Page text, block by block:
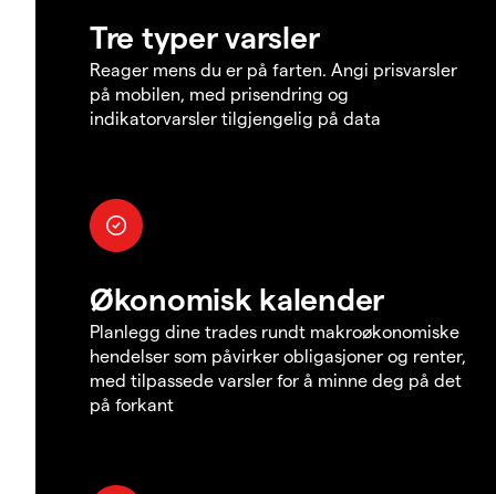
Tre typer varsler
Reager mens du er på farten. Angi prisvarsler
på mobilen, med prisendring og
indikatorvarsler tilgjengelig på data
Økonomisk kalender
Planlegg dine trades rundt makroøkonomiske
hendelser som påvirker obligasjoner og renter,
med tilpassede varsler for å minne deg på det
på forkant